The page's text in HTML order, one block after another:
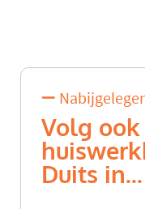
Volg ook
Duits in...